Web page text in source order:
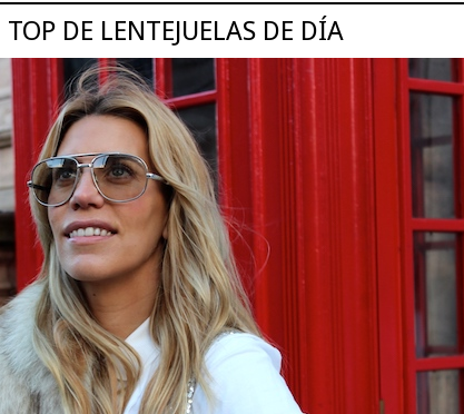
DE LENTEJUELAS DE DÍA